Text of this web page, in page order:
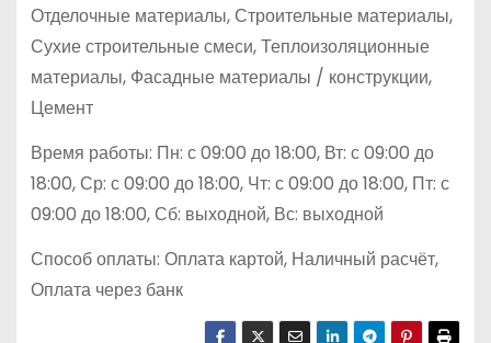
Отделочные материалы, Строительные материалы,
Сухие строительные смеси, Теплоизоляционные
материалы, Фасадные материалы / конструкции,
Цемент
Время работы: Пн: с 09:00 до 18:00, Вт: с 09:00 до
18:00, Ср: с 09:00 до 18:00, Чт: с 09:00 до 18:00, Пт: с
09:00 до 18:00, Сб: выходной, Вс: выходной
Способ оплаты: Оплата картой, Наличный расчёт,
Оплата через банк